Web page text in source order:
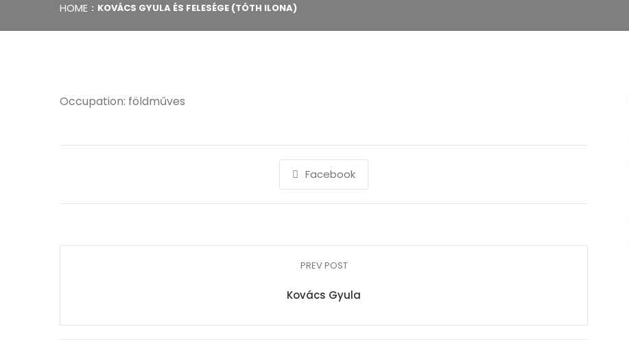
HOME KOVÁCS GYULA ÉS FELESÉGE (TÓTH ILONA)
Occupation: földműves
Facebook
PREV POST
Kovács Gyula